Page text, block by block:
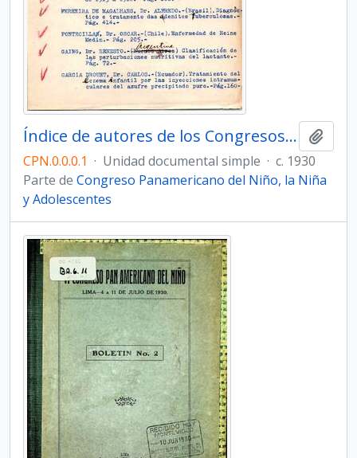
Índice de autores de los Congresos II, III y IV
CPN.0.0.0.1 · Unidad documental simple · c. 1930
Parte de Congreso Panamericano del Niño, la Niña
y Adolescentes